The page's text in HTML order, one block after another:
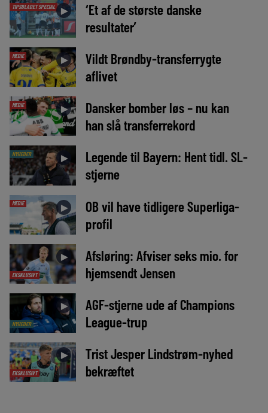
TIPSBLADET SPECIAL ►
‘Et af de største danske
resultater’
MEDIE ►
Vildt Brøndby-transferrygte
aflivet
MEDIE ►
Dansker bomber løs – nu kan
han slå transferrekord
NYHEDER ►
Legende til Bayern: Hent tidl. SL-
stjerne
MEDIE ►
OB vil have tidligere Superliga-
profil
EKSKLUSIVT
►
Afsløring: Afviser seks mio. for
hjemsendt Jensen
NYHEDER
►
AGF-stjerne ude af Champions
League-trup
EKSKLUSIVT
►
Trist Jesper Lindstrøm-nyhed
bekræftet